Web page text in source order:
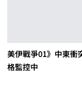
美伊戰爭01》中東
格監控中